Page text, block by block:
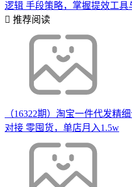
逻辑 手段策略，掌握提效工具
推荐阅读
（16322期）淘宝一件代发精
对接 零囤货，单店月入1.5w